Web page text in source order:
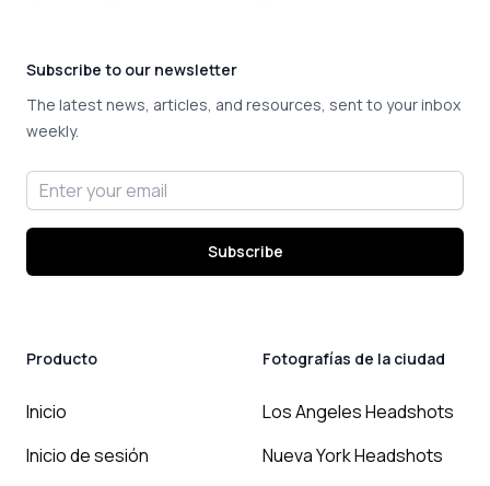
Subscribe to our newsletter
The latest news, articles, and resources, sent to your inbox
weekly.
Email address
Subscribe
Producto
Inicio
Inicio de sesión
Fotografías de la ciudad
Los Angeles Headshots
Nueva York Headshots